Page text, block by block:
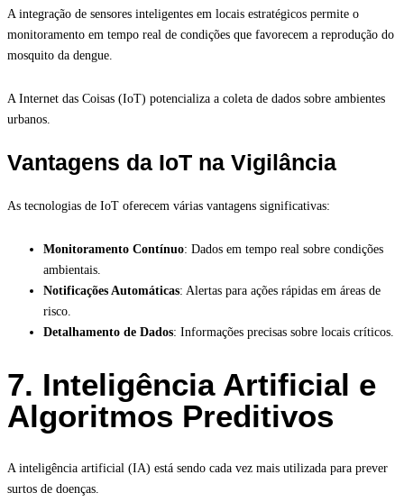
A integração de sensores inteligentes em locais estratégicos permite o
monitoramento em tempo real de condições que favorecem a reprodução do
mosquito da dengue.
A Internet das Coisas (IoT) potencializa a coleta de dados sobre ambientes
urbanos.
Vantagens da IoT na Vigilância
As tecnologias de IoT oferecem várias vantagens significativas:
Monitoramento Contínuo: Dados em tempo real sobre condições
ambientais.
Notificações Automáticas: Alertas para ações rápidas em áreas de
risco.
Detalhamento de Dados: Informações precisas sobre locais críticos.
7. Inteligência Artificial e
Algoritmos Preditivos
A inteligência artificial (IA) está sendo cada vez mais utilizada para prever
surtos de doenças.